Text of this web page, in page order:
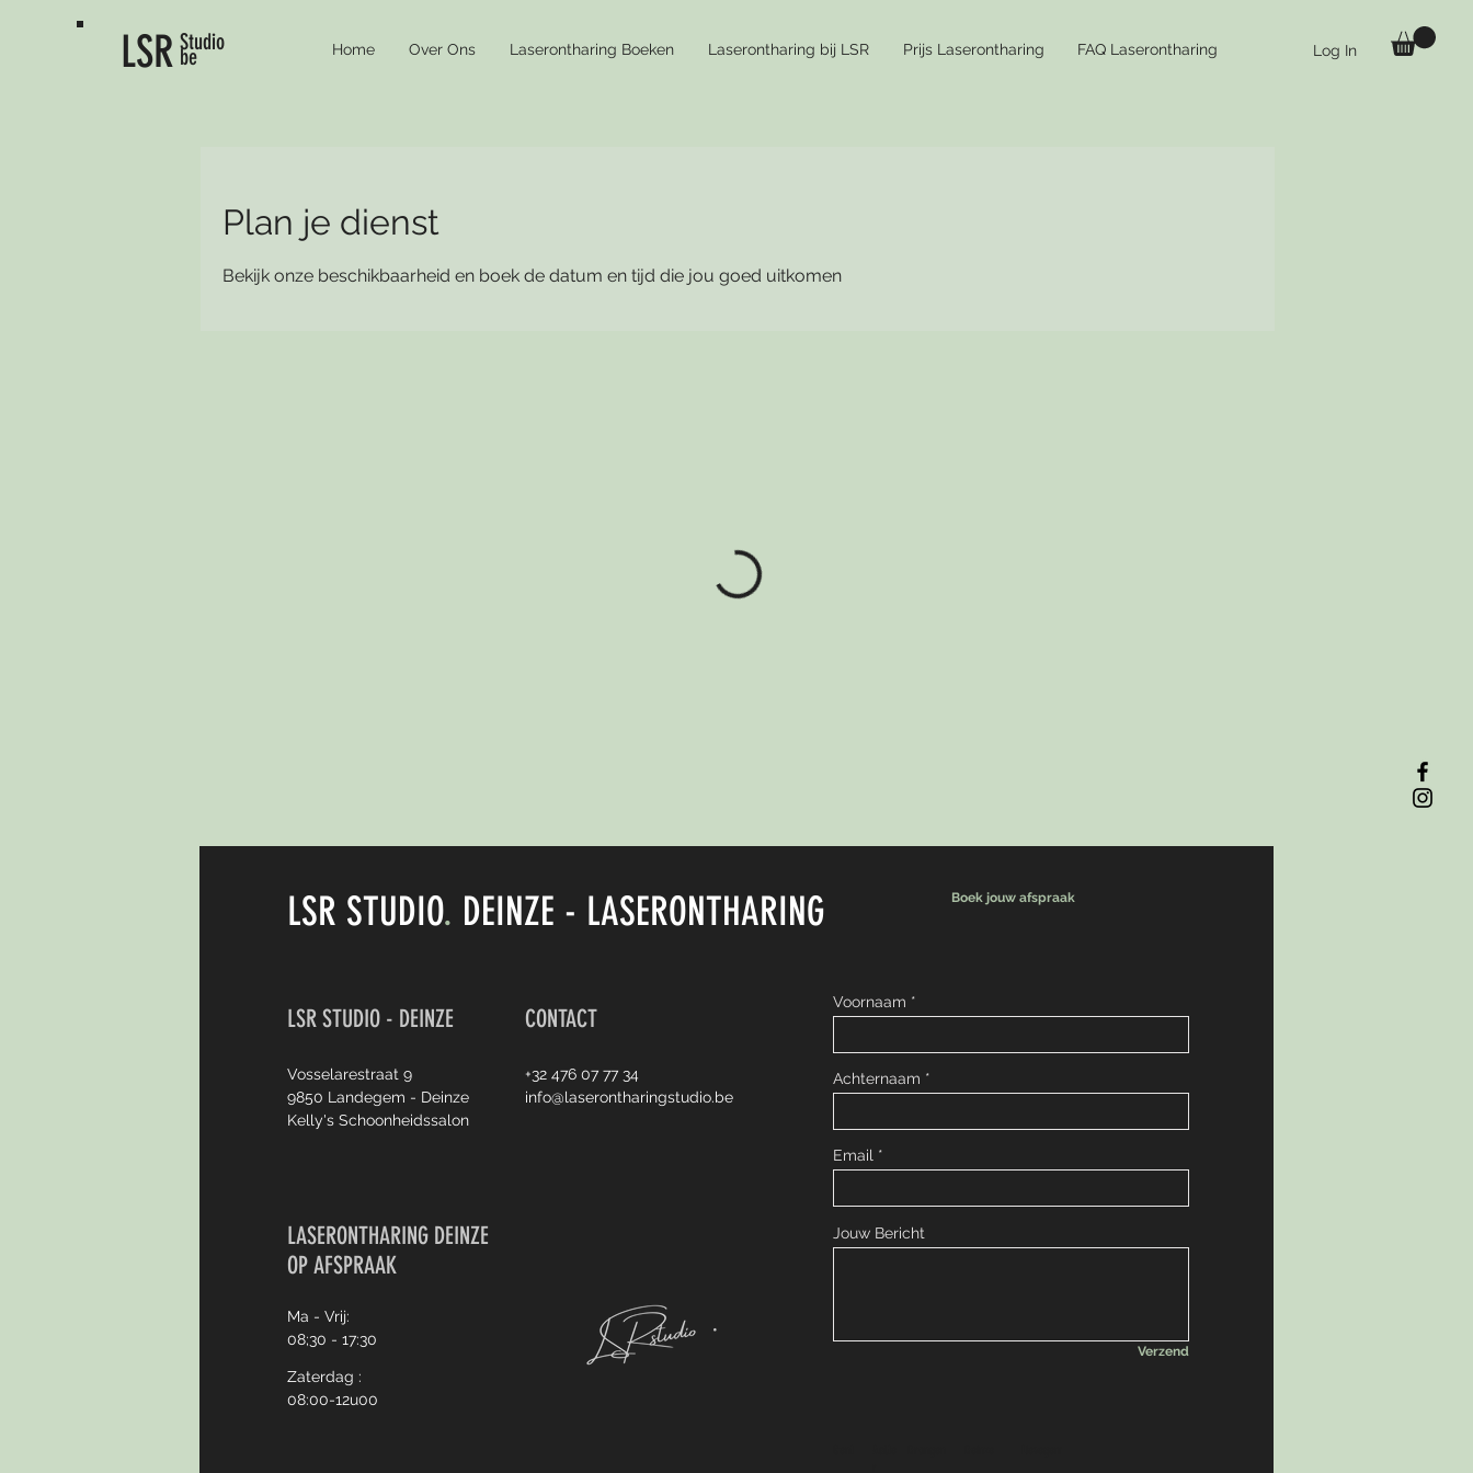
LSR Studio
be Log In
Home Over Ons Laserontharing Boeken Laserontharing bij LSR Prijs Laserontharing FAQ Laserontharing
Plan je dienst
Bekijk onze beschikbaarheid en boek de datum en tijd die jou goed uitkomen
LSR STUDIO. DEINZE - LASERONTHARING Boek jouw afspraak
LSR STUDIO - DEINZE
Vosselarestraat 9
9850 Landegem - Deinze
Kelly's Schoonheidssalon
CONTACT
+32 476 07 77 34
info@laserontharingstudio.be
LASERONTHARING DEINZE
OP AFSPRAAK
Ma - Vrij:
08;30 - 17:30
Zaterdag :
08:00-12u00
Voornaam
Achternaam
Email
Jouw Bericht
Verzend